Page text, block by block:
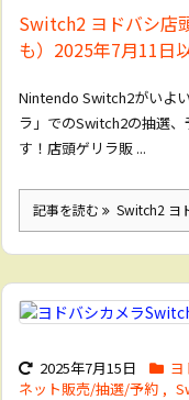
Switch2 ヨドバシ店
も）2025年7月11日
Nintendo Switch2がいよ
ラ」でのSwitch2の抽選
す！店頭ゲリラ販 ...
記事を読む Switch2 ヨ
2025年7月15日 ヨ
ネット販売/抽選/予約 ,